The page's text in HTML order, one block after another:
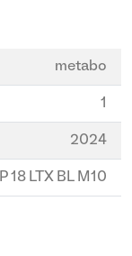
metabo
1
2024
18 LTX BL M10